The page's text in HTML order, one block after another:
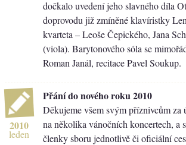
dočkalo uvedení jeho slavného díla
doprovodu již zmíněné klavíristky
kvarteta – Leoše Čepického, Jana
(viola). Barytonového sóla se
Roman Janál, recitace Pavel Soukup.
2010
leden
Přání do nového roku 2010
Děkujeme všem svým příznivcům
na několika vánočních koncertech, a
členky sboru jednotlivě či oficiální